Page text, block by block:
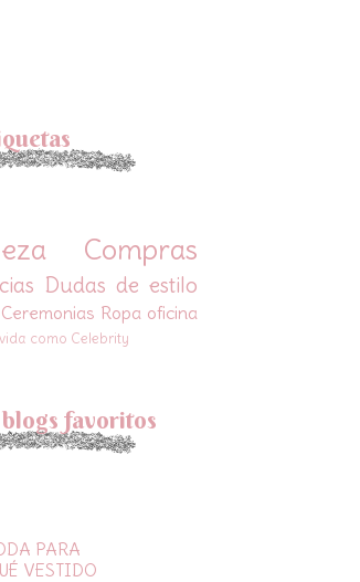
Compras
Dudas de estilo
Ropa oficina
como Celebrity
favoritos
PARA
VESTIDO